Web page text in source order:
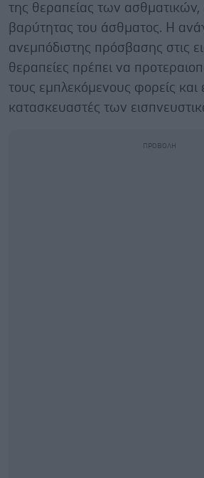
της θεραπείας των
βαρύτητας του άσθματος. Η
ανεμπόδιστης πρόσβασης στις
θεραπείες πρέπει να
τους εμπλεκόμενους φορείς και
κατασκευαστές των